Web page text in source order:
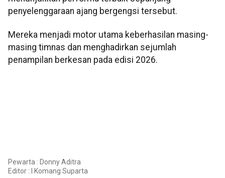
penyelenggaraan ajang bergengsi tersebut.
Mereka menjadi motor utama keberhasilan masing-
masing timnas dan menghadirkan sejumlah
penampilan berkesan pada edisi 2026.
Pewarta : Donny Aditra
Editor :
I Komang Suparta